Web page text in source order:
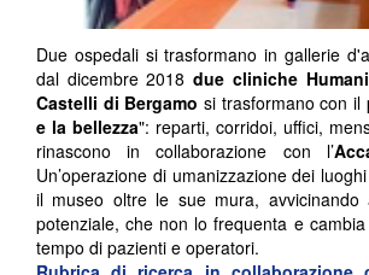
Due ospedali si trasformano in gallerie
dal dicembre 2018due cliniche
Castelli di Bergamo si trasformano con il
e la bellezza": reparti, corridoi, uffici,
rinascono in collaborazione con l’
Un’operazione di umanizzazione dei
il museo oltre le sue mura, avvicinando
potenziale, che non lo frequenta e
tempo di pazienti e operatori.